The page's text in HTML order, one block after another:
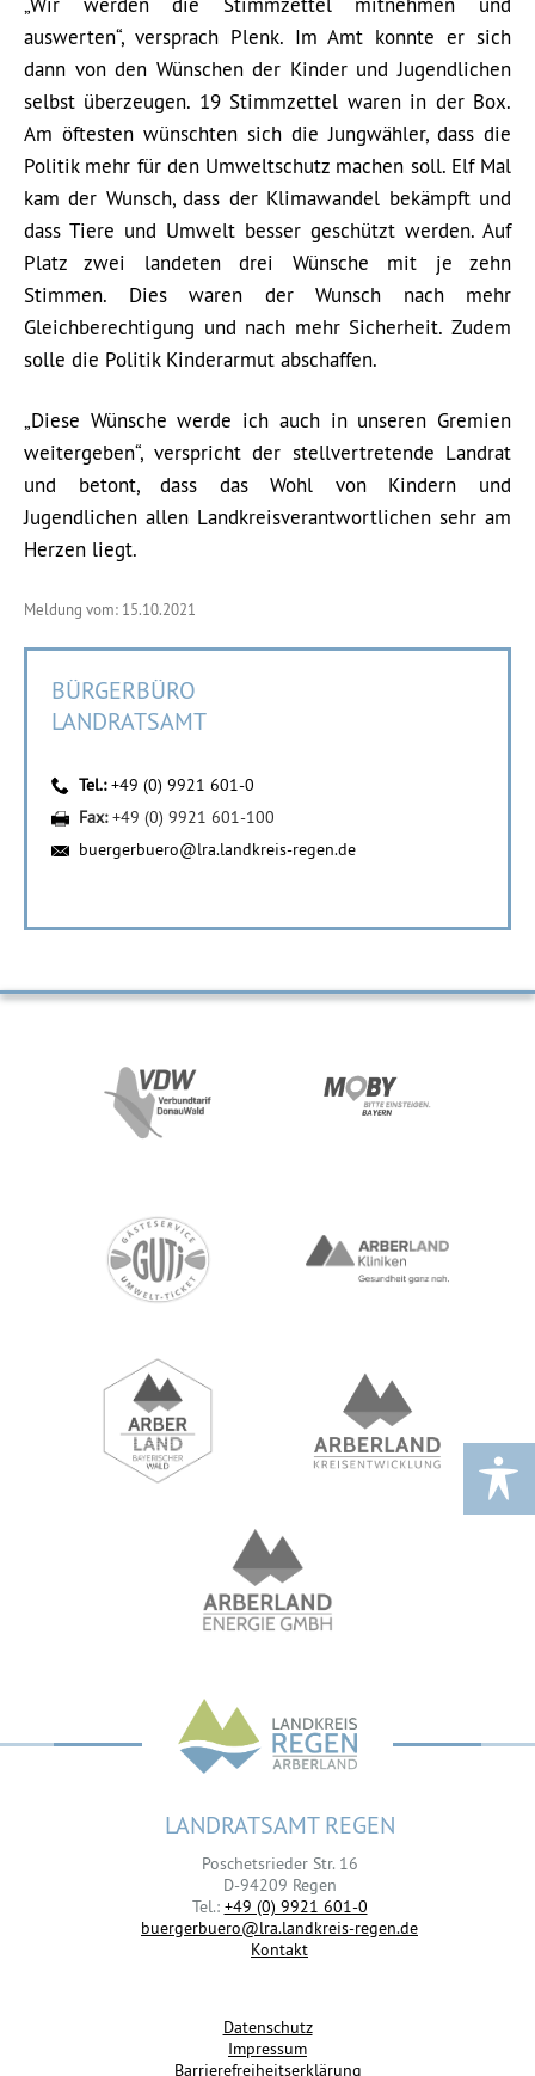
auswerten“, versprach Plenk. Im Amt konnte er sich
dann von den Wünschen der Kinder und Jugendlichen
selbst überzeugen. 19 Stimmzettel waren in der Box.
Am öftesten wünschten sich die Jungwähler, dass die
Politik mehr für den Umweltschutz machen soll. Elf Mal
kam der Wunsch, dass der Klimawandel bekämpft und
dass Tiere und Umwelt besser geschützt werden. Auf
Platz zwei landeten drei Wünsche mit je zehn
Stimmen. Dies waren der Wunsch nach mehr
Gleichberechtigung und nach mehr Sicherheit. Zudem
solle die Politik Kinderarmut abschaffen.
„Diese Wünsche werde ich auch in unseren Gremien
weitergeben“, verspricht der stellvertretende Landrat
und betont, dass das Wohl von Kindern und
Jugendlichen allen Landkreisverantwortlichen sehr am
Herzen liegt.
Meldung vom: 15.10.2021
BÜRGERBÜRO
LANDRATSAMT
Tel.:+49 (0) 9921 601-0
Fax:+49 (0) 9921 601-100
buergerbuero@lra.landkreis-regen.de
LANDRATSAMT REGEN
Poschetsrieder Str. 16
D-94209 Regen
Tel.: +49 (0) 9921 601-0
buergerbuero@lra.landkreis-regen.de
Kontakt
Datenschutz
Impressum
Barrierefreiheitserklärung